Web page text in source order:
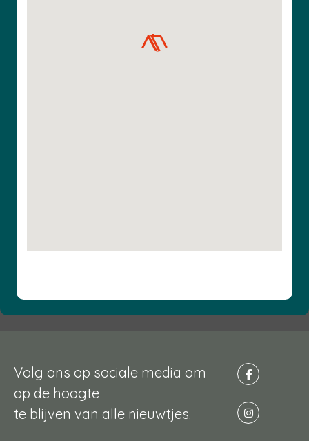
Volg ons op sociale media om
op de hoogte
te blijven van alle nieuwtjes.